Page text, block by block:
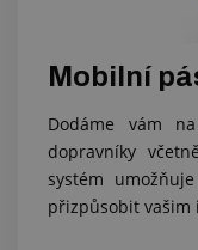
Mobilní
Dodáme vám
dopravníky
systém
přizpůsobit vašim